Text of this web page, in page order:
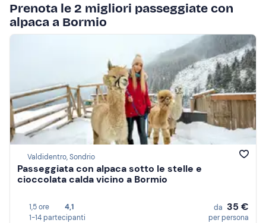
Prenota le 2 migliori passeggiate con
alpaca a Bormio
Valdidentro, Sondrio
Passeggiata con alpaca sotto le stelle e
cioccolata calda vicino a Bormio
1,5 ore
4,1
1-14 partecipanti
da 35 €
per persona